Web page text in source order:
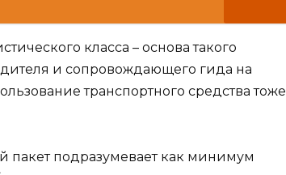
класса – основа такого
и сопровождающего гида на
транспортного средства тоже
пакет подразумевает как минимум